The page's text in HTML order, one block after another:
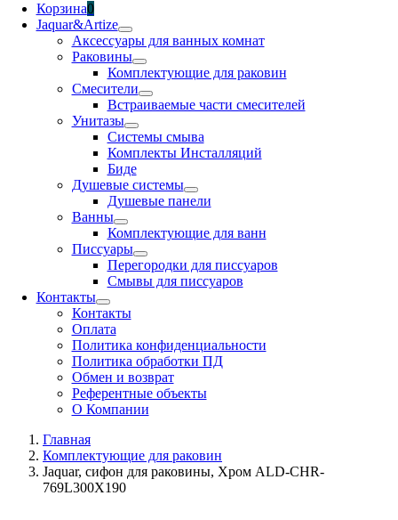
Корзина0
Jaquar&Artize
Аксессуары для ванных комнат
Раковины
Комплектующие для раковин
Смесители
Встраиваемые части смесителей
Унитазы
Системы смыва
Комплекты Инсталляций
Биде
Душевые системы
Душевые панели
Ванны
Комплектующие для ванн
Писсуары
Перегородки для писсуаров
Смывы для писсуаров
Контакты
Контакты
Оплата
Политика конфиденциальности
Политика обработки ПД
Обмен и возврат
Референтные объекты
О Компании
Главная
Комплектующие для раковин
Jaquar, сифон для раковины, Хром ALD-CHR-
769L300X190